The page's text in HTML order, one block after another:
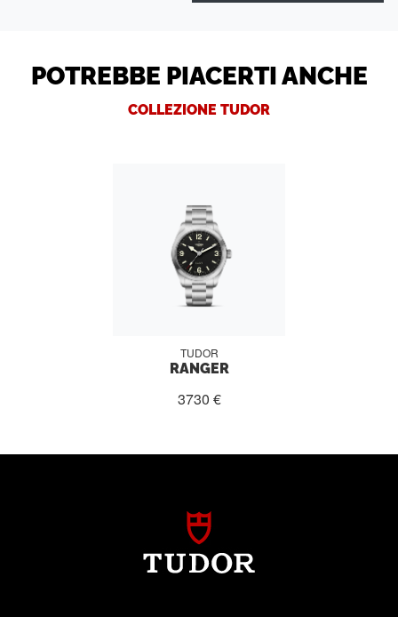
POTREBBE PIACERTI ANCHE
COLLEZIONE TUDOR
TUDOR
RANGER
3730 €